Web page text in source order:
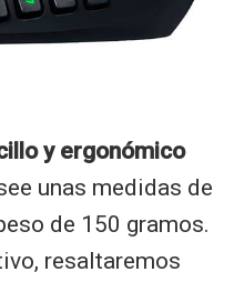
y ergonómico
unas medidas de
de 150 gramos.
resaltaremos